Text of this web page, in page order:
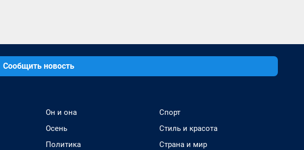
Сообщить новость
Он и она
Осень
Политика
Спорт
Стиль и красота
Страна и мир